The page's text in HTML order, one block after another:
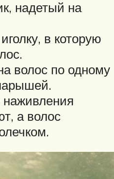
надетый на
в которую
волос по одному
а волос